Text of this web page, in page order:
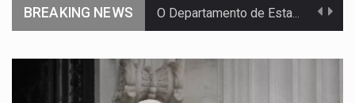
BREAKING NEWS A final coloca frente a frente duas equipas que chegaram…